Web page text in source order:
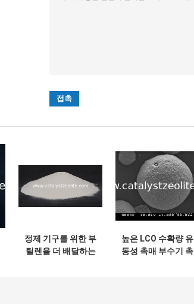
정제 기구를 위한 부
틸렌을 더 배달하는
높은 LCO 수확량 유
동성 촉매 부수기 촉